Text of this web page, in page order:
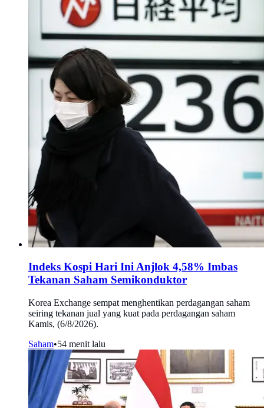
Indeks Kospi Hari Ini Anjlok 4,58% Imbas
Tekanan Saham Semikonduktor
Korea Exchange sempat menghentikan perdagangan saham
seiring tekanan jual yang kuat pada perdagangan saham
Kamis, (6/8/2026).
Saham•54 menit lalu